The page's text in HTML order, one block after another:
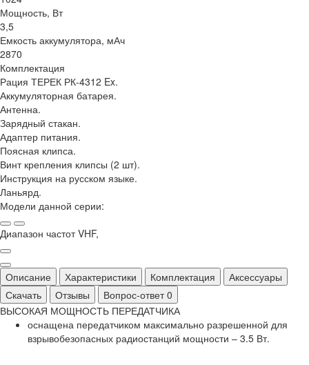
Мощность, Вт
3,5
Емкость аккумулятора, мАч
2870
Комплектация
Рация ТЕРЕК РК-4312 Ex.
Аккумуляторная батарея.
Антенна.
Зарядный стакан.
Адаптер питания.
Поясная клипса.
Винт крепления клипсы (2 шт).
Инструкция на русском языке.
Ланьярд.
Модели данной серии:
Диапазон частот VHF,
Описание Характеристики Комплектация
Аксессуары
Скачать
Отзывы Вопрос-ответ0
ВЫСОКАЯ МОЩНОСТЬ ПЕРЕДАТЧИКА
оснащена передатчиком максимально разрешенной для
взрывобезопасных радиостанций мощности – 3.5 Вт.